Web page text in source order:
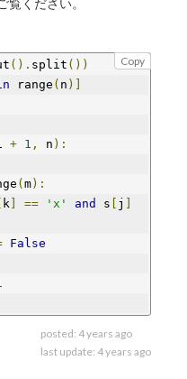
ください。
Copy
(). split ())
range ( n )]
+ 1 , n ):
( m):
k == 'x' and s j
False
posted: 4 years ago
last update: 4 years ago